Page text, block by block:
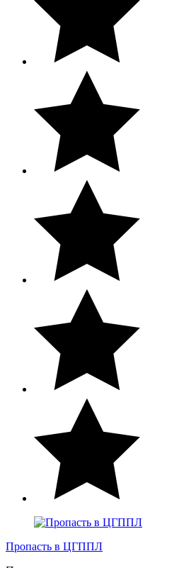
Пропасть в ЦГППЛ